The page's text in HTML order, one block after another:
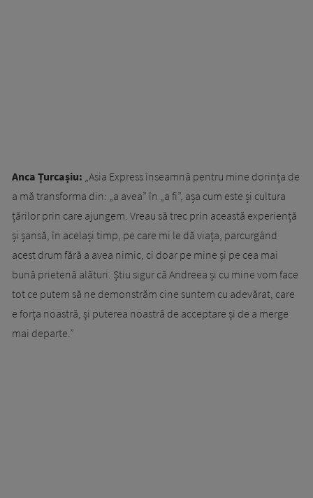
Anca Țurcașiu: „Asia Express înseamnă pentru mine dorința de
a mă transforma din: „a avea” în „a fi”, așa cum este și cultura
țărilor prin care ajungem. Vreau să trec prin această experiență
și șansă, în același timp, pe care mi le dă viața, parcurgând
acest drum fără a avea nimic, ci doar pe mine și pe cea mai
bună prietenă alături. Știu sigur că Andreea și cu mine vom face
tot ce putem să ne demonstrăm cine suntem cu adevărat, care
e forța noastră, și puterea noastră de acceptare și de a merge
mai departe.”